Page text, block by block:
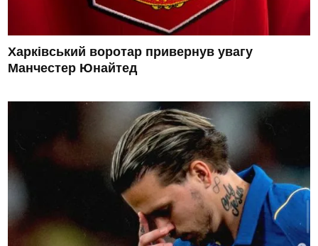
Харківський воротар привернув увагу
Манчестер Юнайтед